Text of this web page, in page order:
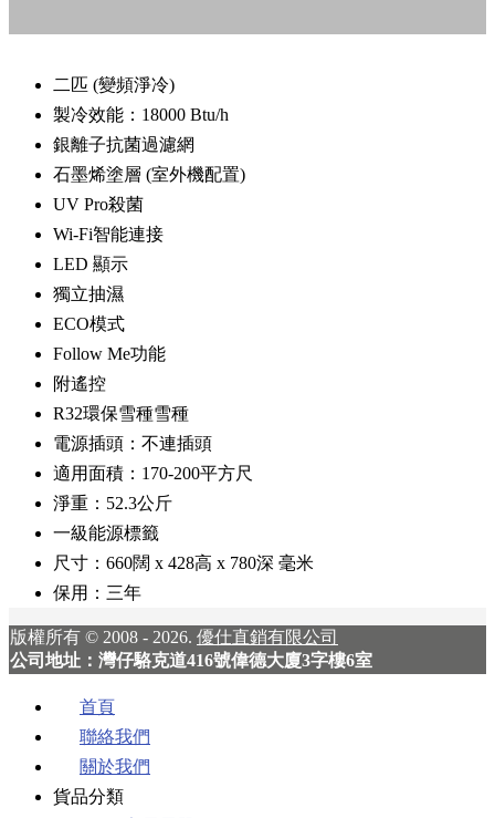
二匹 (變頻淨冷)
製冷效能：18000 Btu/h
銀離子抗菌過濾網
石墨烯塗層 (室外機配置)
UV Pro殺菌
Wi-Fi智能連接
LED 顯示
獨立抽濕
ECO模式
Follow Me功能
附遙控
R32環保雪種雪種
電源插頭：不連插頭
適用面積：170-200平方尺
淨重：52.3公斤
一級能源標籤
尺寸：660闊 x 428高 x 780深 毫米
保用：三年
版權所有 © 2008 - 2026. 優仕直銷有限公司
公司地址：灣仔駱克道416號偉德大廈3字樓6室
首頁
聯絡我們
關於我們
貨品分類